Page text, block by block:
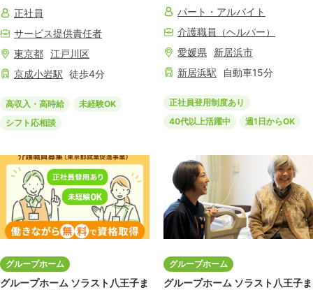
正社員
サービス提供責任者
東京都 江戸川区
京成小岩駅 徒歩4分
高収入・高時給
未経験OK
シフト応相談
パート・アルバイト
介護職員（ヘルパー）
愛媛県
新居浜市
新居浜駅 自動車15分
正社員登用制度あり
40代以上活躍中
週1日からOK
グループホーム
グループホーム ソラスト八王子ま
グループホーム
グループホーム ソラスト八王子ま